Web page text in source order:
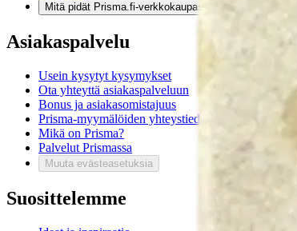
Mitä pidät Prisma.fi-verkkokaupasta?
Asiakaspalvelu
Usein kysytyt kysymykset
Ota yhteyttä asiakaspalveluun
Bonus ja asiakasomistajuus
Prisma-myymälöiden yhteystiedot
Mikä on Prisma?
Palvelut Prismassa
Muuta evästeasetuksia
Suosittelemme